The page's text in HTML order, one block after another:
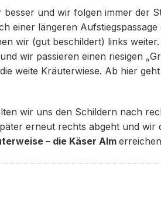
besser und wir folgen immer der
einer längeren
wir (gut beschildert) links
wir passieren einen riesigen
weite Kräuterwiese. Ab hier
wir uns den Schildern nach
erneut rechts abgeht und wir
– die Käser Alm